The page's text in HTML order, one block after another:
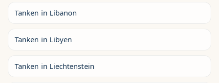
Tanken in Libanon
Tanken in Libyen
Tanken in Liechtenstein